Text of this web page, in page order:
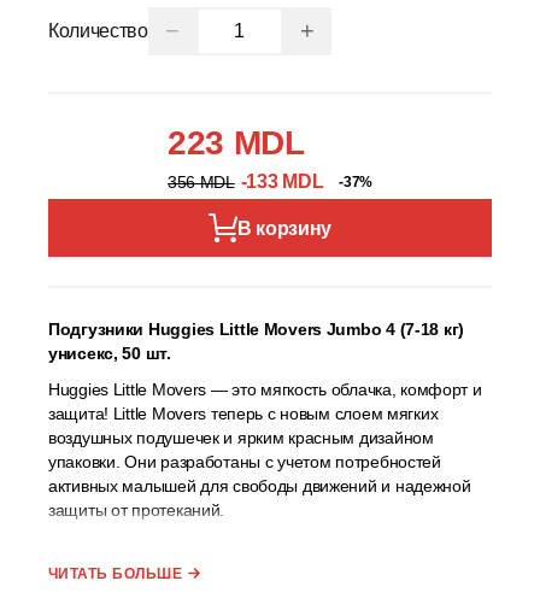
Количество − +
223 MDL
356 MDL -133 MDL -37%
В корзину
Подгузники Huggies Little Movers Jumbo 4 (7-18 кг)
унисекс, 50 шт.
Huggies Little Movers — это мягкость облачка, комфорт и
защита! Little Movers теперь с новым слоем мягких
воздушных подушечек и ярким красным дизайном
упаковки. Они разработаны с учетом потребностей
активных малышей для свободы движений и надежной
защиты от протеканий.
До 12 часов сухости кожи.
ЧИТАТЬ БОЛЬШЕ